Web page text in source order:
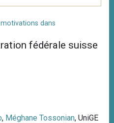
dans
fédérale suisse
, Méghane Tossonian, UniGE